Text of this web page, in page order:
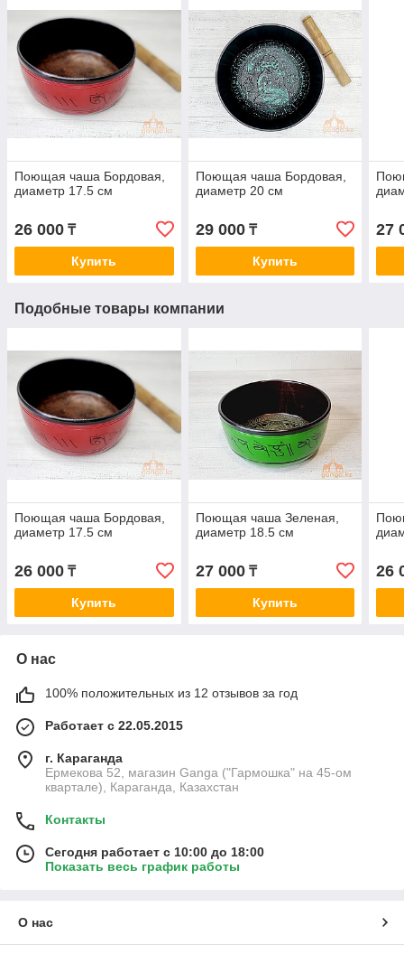
Поющая чаша Бордовая,
диаметр 17.5 см
26 000 ₸
Купить
Поющая чаша Бордовая,
диаметр 20 см
29 000₸
Купить
27
Подобные товары компании
Поющая чаша Бордовая,
диаметр 17.5 см
26 000 ₸
Купить
Поющая чаша Зеленая,
диаметр 18.5 см
27 000₸
Купить
26
О нас
100% положительных из 12 отзывов за год
Работает с 22.05.2015
г. Караганда
Ермекова 52, магазин Ganga ("Гармошка" на 45-ом
квартале), Караганда, Казахстан
Контакты
Сегодня работает с 10:00 до 18:00
Показать весь график работы
О нас